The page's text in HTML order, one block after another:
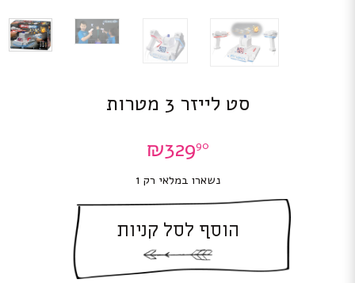
סט לייזר 3 מטרות
₪32990
נשארו במלאי רק 1
הוסף לסל קניות